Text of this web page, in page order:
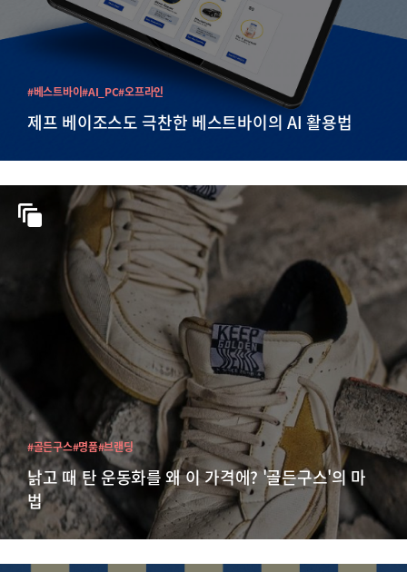
제프 베이조스도 극찬한 베스트바이의 AI 활용법
#베스트바이#AI_PC#오프라인
낡고 때 탄 운동화를 왜 이 가격에? '골든구스'의 마
법
#골든구스#명품#브랜딩